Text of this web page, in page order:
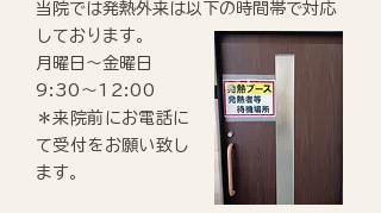
当院では発熱外来は以下の時間帯で対応
しております。
月曜日～金曜日
9:30～12:00
＊来院前にお電話に
て受付をお願い致し
ます。